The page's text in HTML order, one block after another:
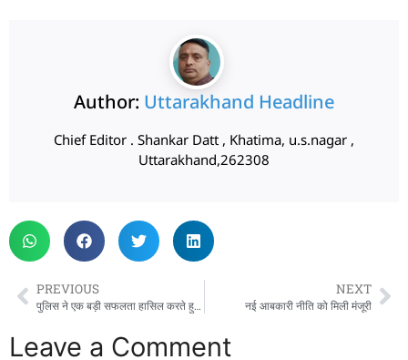
Author: Uttarakhand Headline
Chief Editor . Shankar Datt , Khatima, u.s.nagar ,
Uttarakhand,262308
PREVIOUS
पुलिस ने एक बड़ी सफलता हासिल करते हुए करीब 3 करोड़ की साइबर धोखाधड़ी में शामिल दो आरोपियों को हैदराबाद से गिरफ्तार किया
NEXT
नई आबकारी नीति को मिली मंजूरी
Leave a Comment